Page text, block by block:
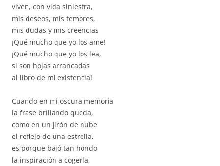
viven, con vida siniestra,
mis deseos, mis temores,
mis dudas y mis creencias
¡Qué mucho que yo los ame!
¡Qué mucho que yo los lea,
si son hojas arrancadas
al libro de mi existencia!
Cuando en mi oscura memoria
la frase brillando queda,
como en un jirón de nube
el reflejo de una estrella,
es porque bajó tan hondo
la inspiración a cogerla,